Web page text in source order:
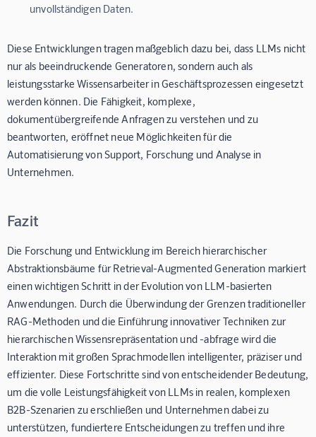
unvollständigen Daten.
Diese Entwicklungen tragen maßgeblich dazu bei, dass LLMs nicht
nur als beeindruckende Generatoren, sondern auch als
leistungsstarke Wissensarbeiter in Geschäftsprozessen eingesetzt
werden können. Die Fähigkeit, komplexe,
dokumentübergreifende Anfragen zu verstehen und zu
beantworten, eröffnet neue Möglichkeiten für die
Automatisierung von Support, Forschung und Analyse in
Unternehmen.
Fazit
Die Forschung und Entwicklung im Bereich hierarchischer
Abstraktionsbäume für Retrieval-Augmented Generation markiert
einen wichtigen Schritt in der Evolution von LLM-basierten
Anwendungen. Durch die Überwindung der Grenzen traditioneller
RAG-Methoden und die Einführung innovativer Techniken zur
hierarchischen Wissensrepräsentation und -abfrage wird die
Interaktion mit großen Sprachmodellen intelligenter, präziser und
effizienter. Diese Fortschritte sind von entscheidender Bedeutung,
um die volle Leistungsfähigkeit von LLMs in realen, komplexen
B2B-Szenarien zu erschließen und Unternehmen dabei zu
unterstützen, fundiertere Entscheidungen zu treffen und ihre